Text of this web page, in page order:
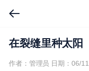
在裂缝里种太阳
作者：管理员 日期：06/